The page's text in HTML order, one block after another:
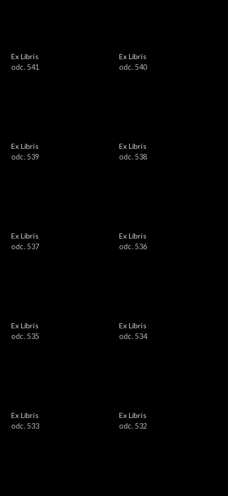
Ex Libris
odc. 541
Ex Libris
odc. 540
Ex Libris
odc. 539
Ex Libris
odc. 538
Ex Libris
odc. 537
Ex Libris
odc. 536
Ex Libris
odc. 535
Ex Libris
odc. 534
Ex Libris
odc. 533
Ex Libris
odc. 532